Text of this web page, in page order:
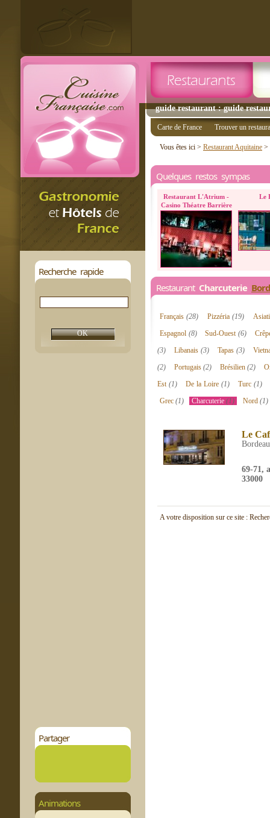
guide restaurant : guide
Recherche rapide
Partager
Animations
Carte de France Trouver un
Vous êtes ici > Restaurant Aquitaine >
Quelques restos sympas
Restaurant L'Atrium -
Casino Théatre Barrière
de Bordeaux
Le
Restaurant Charcuterie
Français(28) Pizzéria(19)
Espagnol (8) Sud-Ouest (6)
(3)
Libanais (3) Tapas (3)
(2)
Portugais (2) Brésilien (2)
Est (1) De la Loire (1) Turc (1)
Grec (1) Charcuterie(1) Nord (1)
Le
69-71,
33000
A votre disposition sur ce site :